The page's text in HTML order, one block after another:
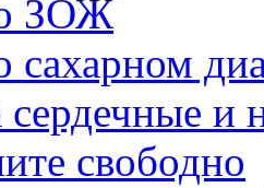
ЗОЖ
сахарном
и
свободно